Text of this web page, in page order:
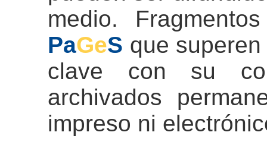
medio.
PaGeS que
clave con su
archivados
impreso ni